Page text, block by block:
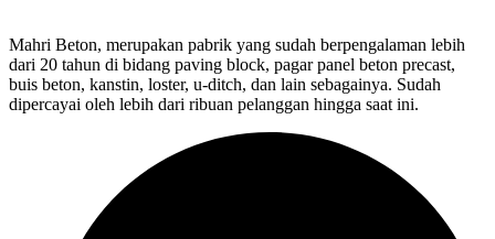
Mahri Beton, merupakan pabrik yang sudah berpengalaman lebih
dari 20 tahun di bidang paving block, pagar panel beton precast,
buis beton, kanstin, loster, u-ditch, dan lain sebagainya. Sudah
dipercayai oleh lebih dari ribuan pelanggan hingga saat ini.